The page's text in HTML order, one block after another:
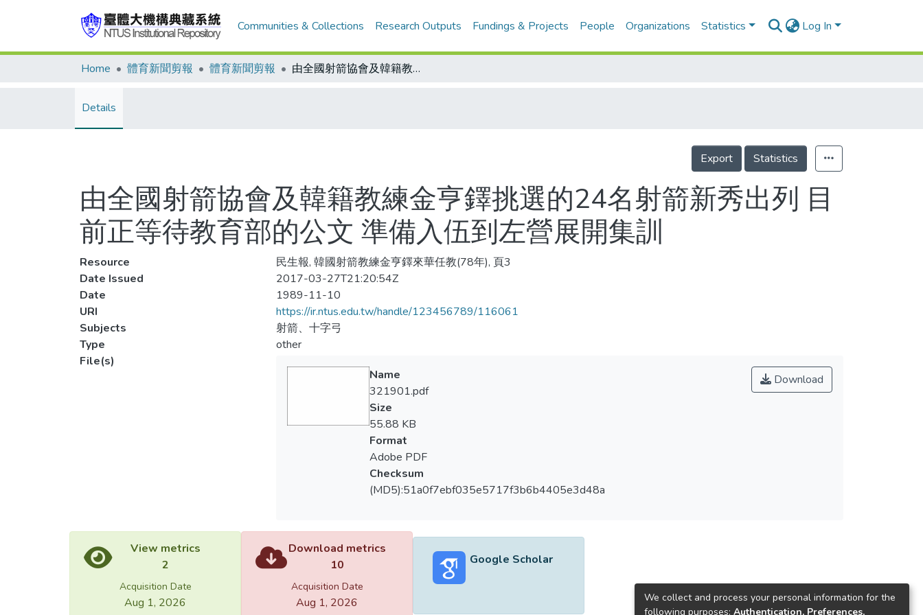
Communities & Collections Research Outputs Fundings & Projects People Organizations Statistics Log In
Home 體育新聞剪報 體育新聞剪報 由全國射箭協會及韓籍教練金亨鐸挑選的24名射箭新秀出列 目前正等待教育部的公文 準備入伍到左營展開集訓
Details
Export Statistics
由全國射箭協會及韓籍教練金亨鐸挑選的24名射箭新秀出列 目
前正等待教育部的公文 準備入伍到左營展開集訓
Resource
民生報, 韓國射箭教練金亨鐸來華任教(78年), 頁3
Date Issued
2017-03-27T21:20:54Z
Date
1989-11-10
URI
https://ir.ntus.edu.tw/handle/123456789/116061
Subjects
射箭、十字弓
Type
other
File(s)
Download
Name
321901.pdf
Size
55.88 KB
Format
Adobe PDF
Checksum
(MD5):51a0f7ebf035e5717f3b6b4405e3d48a
View metrics
2
Acquisition Date
Aug 1, 2026
Download metrics
10
Acquisition Date
Aug 1, 2026
Google Scholar
We collect and process your personal information for the
following purposes: Authentication, Preferences,